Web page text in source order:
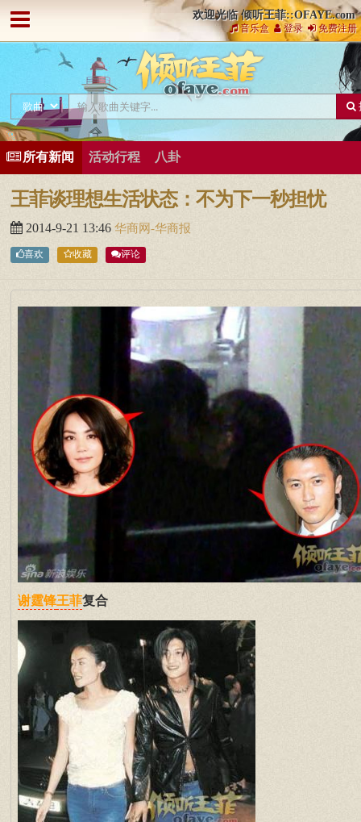
欢迎光临 倾听王菲::OFAYE.com
音乐盒 登录 免费注册
所有新闻 活动行程 八卦
王菲谈理想生活状态：不为下一秒担忧
2014-9-21 13:46 华商网-华商报
喜欢 收藏 评论
谢霆锋王菲复合